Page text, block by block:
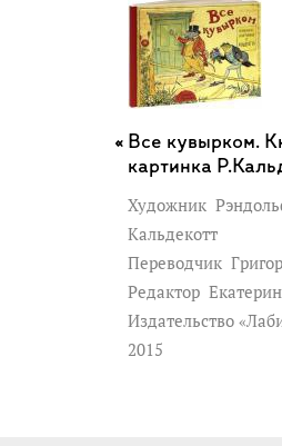
Все кувырком.
картинка
Художник
Кальдекотт
Переводчик
Редактор
Издательство
2015